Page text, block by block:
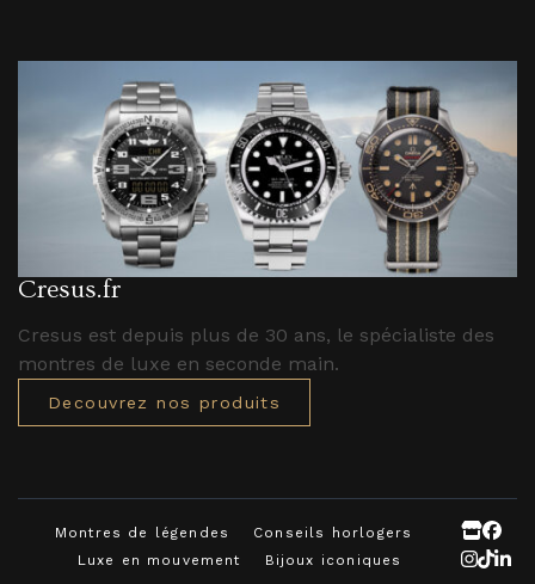
Cresus.fr
Cresus est depuis plus de 30 ans, le spécialiste des
montres de luxe en seconde main.
Decouvrez nos produits
Montres de légendes
Conseils horlogers
Luxe en mouvement
Bijoux iconiques